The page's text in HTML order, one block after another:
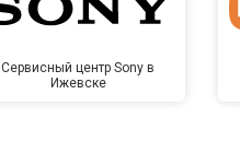
Сервисный центр Sony в
Ижевске